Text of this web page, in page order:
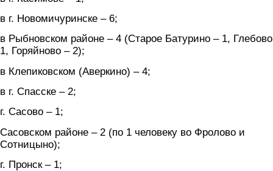
в г. Новомичуринске – 6;
в Рыбновском районе – 4 (Старое Батурино – 1,
1, Горяйново – 2);
в Клепиковском (Аверкино) – 4;
в г. Спасске – 2;
г. Сасово – 1;
Сасовском районе – 2 (по 1 человеку во Фролово и
Сотницыно);
г. Пронск – 1;